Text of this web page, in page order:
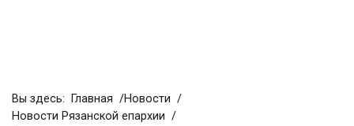
Вы здесь: Главная
Новости
Новости Рязанской епархии